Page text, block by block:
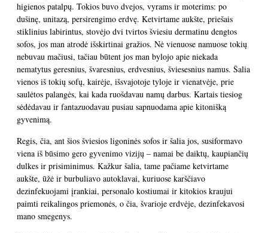
higienos patalpų. Tokios buvo dvejos, vyrams ir moterims: po
dušinę, unitazą, persirengimo erdvę. Ketvirtame aukšte, priešais
stiklinius labirintus, stovėjo dvi tvirtos šviesiu dermatinu dengtos
sofos, jos man atrodė išskirtinai gražios. Nė vienuose namuose tokių
nebuvau mačiusi, tačiau būtent jos man bylojo apie niekada
nematytus geresnius, švaresnius, erdvesnius, šviesesnius namus. Šalia
vienos iš tokių sofų, kairėje, išsvajotoje tyloje ir vienatvėje, prie
saulėtos palangės, kai kada ruošdavau namų darbus. Kartais tiesiog
sėdėdavau ir fantazuodavau pusiau sapnuodama apie kitonišką
gyvenimą.
Regis, čia, ant šios šviesios ligoninės sofos ir šalia jos, susiformavo
viena iš būsimo gero gyvenimo vizijų – namai be daiktų, kaupiančių
dulkes ir prisiminimus. Kažkur šalia, tame pačiame ketvirtame
aukšte, ūžė ir burbuliavo autoklavai, kuriuose karščiavo
dezinfekuojami įrankiai, personalo kostiumai ir kitokios kraujui
paimti reikalingos priemonės, o čia, švarioje erdvėje, dezinfekavosi
mano smegenys.